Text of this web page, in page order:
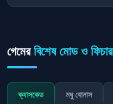
গেমেরবিশেষ মোড ও ফিচার
ক্যাসকেড মধু বোনাস